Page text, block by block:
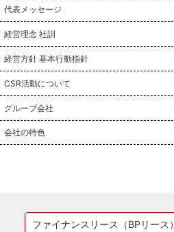
代表メッセージ
経営理念 社訓
経営方針 基本行動指針
CSR活動について
グループ会社
会社の特色
ファイナンスリース（BPリース）